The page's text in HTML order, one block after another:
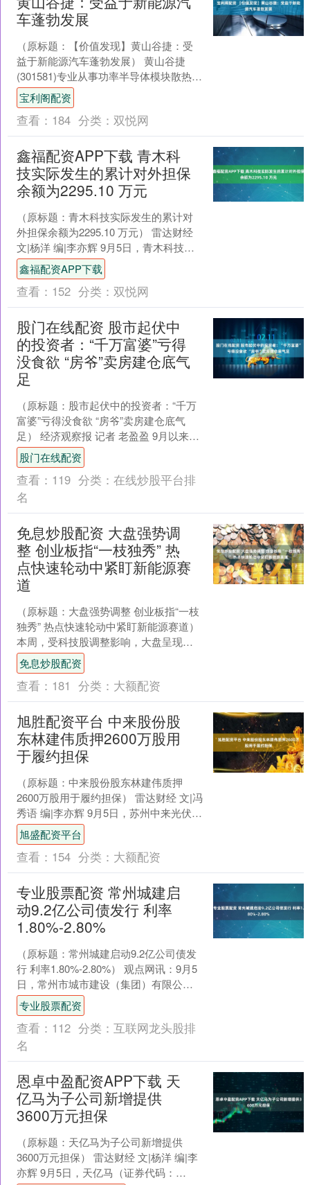
车蓬勃发展
（原标题：【价值发现】黄山谷捷：受
益于新能源汽车蓬勃发展） 黄山谷捷
(301581)专业从事功率半导体模块散热基
板的研发、生产和销售，主导产品为铜
针式散热基板，....
宝利阁配资
查看： 184 分类： 双悦网
鑫福配资APP下载 青木科
技实际发生的累计对外担保
余额为2295.10 万元
（原标题：青木科技实际发生的累计对
外担保余额为2295.10 万元） 雷达财经
文|杨洋 编|李亦辉 9月5日，青木科技
(301110)公告，公司为控股子公司广....
鑫福配资APP下载
查看： 152 分类： 双悦网
股门在线配资 股市起伏中
的投资者：“千万富婆”亏得
没食欲 “房爷”卖房建仓底气
足
（原标题：股市起伏中的投资者：“千万
富婆”亏得没食欲 “房爷”卖房建仓底气
足） 经济观察报 记者 老盈盈 9月以来短
短几个工作日，走势强劲的A股突然接连
下跌，林....
股门在线配资
查看： 119 分类： 在线炒股平台排
名
免息炒股配资 大盘强势调
整 创业板指“一枝独秀” 热
点快速轮动中紧盯新能源赛
道
（原标题：大盘强势调整 创业板指“一枝
独秀” 热点快速轮动中紧盯新能源赛道）
本周，受科技股调整影响，大盘呈现冲
高回落的走势;上证综指下跌1.18%，深
证成指下....
免息炒股配资
查看： 181 分类： 大额配资
旭胜配资平台 中来股份股
东林建伟质押2600万股用
于履约担保
（原标题：中来股份股东林建伟质押
2600万股用于履约担保） 雷达财经 文|冯
秀语 编|李亦辉 9月5日，苏州中来光伏新
材股份有限公司（证券简称：中来股
份，证券代....
旭盛配资平台
查看： 154 分类： 大额配资
专业股票配资 常州城建启
动9.2亿公司债发行 利率
1.80%-2.80%
（原标题：常州城建启动9.2亿公司债发
行 利率1.80%-2.80%） 观点网讯：9月5
日，常州市城市建设（集团）有限公司
宣布启动2025年面向专业投资者公开
发....
专业股票配资
查看： 112 分类： 互联网龙头股排
名
恩卓中盈配资APP下载 天
亿马为子公司新增提供
3600万元担保
（原标题：天亿马为子公司新增提供
3600万元担保） 雷达财经 文|杨洋 编|李
亦辉 9月5日，天亿马（证券代码：